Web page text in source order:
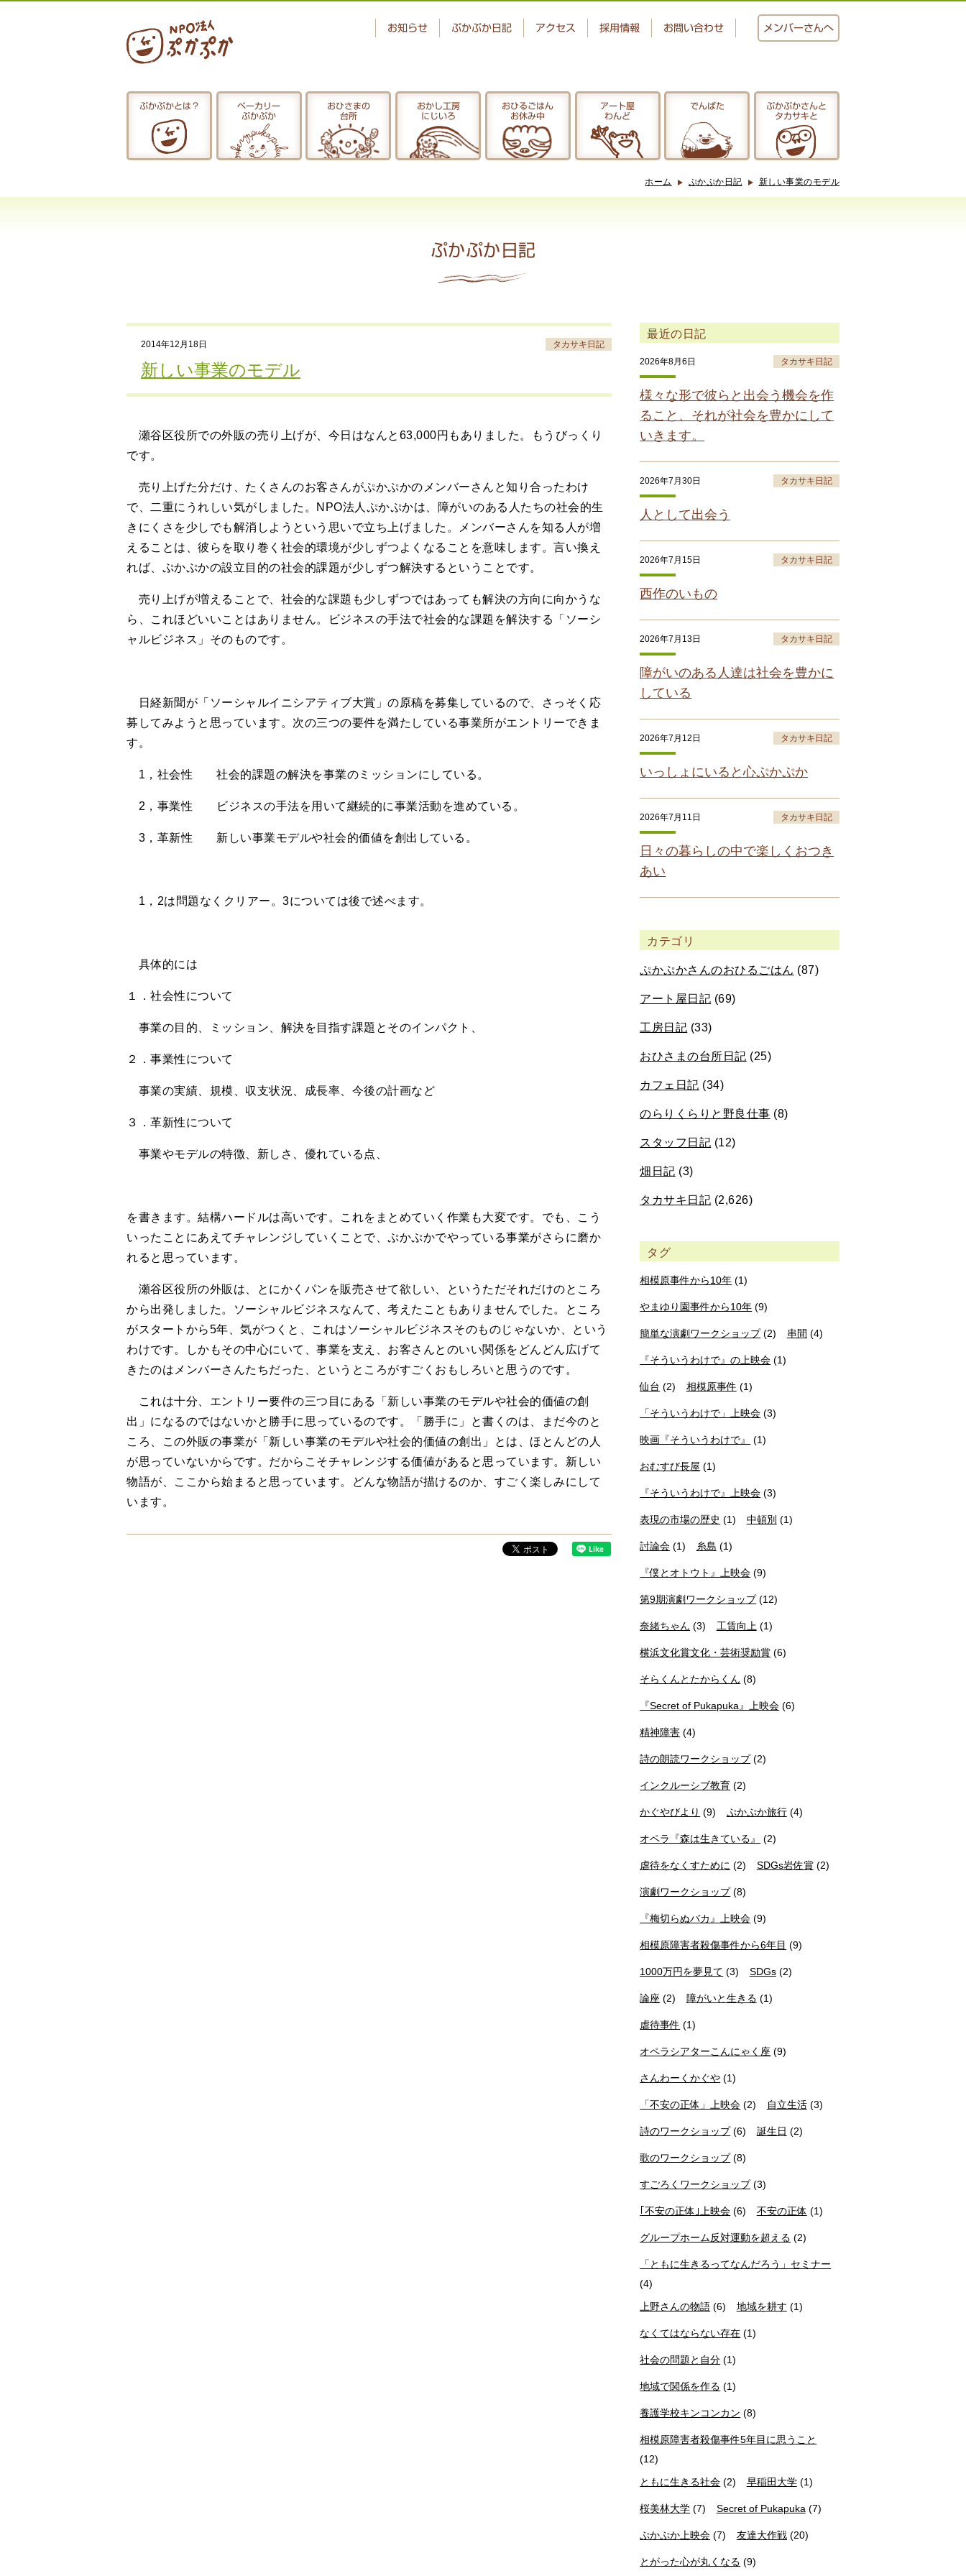
お知らせ ぷかぷか日記 アクセス 採用情報 お問い合わせ メンバーさんへ
ぷかぷかとは？
ぷかぷか
おかし工房
ぷかぷか日記
ぷかぷかとは？
ベーカリー
ぷかぷか
おひさまの
台所
おかし工房
にじいろ
おひるごはん
お休み中
アート屋
わんど
でんぱた
ぷかぷかさんと
タカサキと
ホーム ぷかぷか日記 新しい事業のモデル
ぷかぷか日記
2014年12月18日 タカサキ日記
新しい事業のモデル
瀬谷区役所での外販の売り上げが、今日はなんと63,000円もありました。もうびっくり
です。
売り上げた分だけ、たくさんのお客さんがぷかぷかのメンバーさんと知り合ったわけ
で、二重にうれしい気がしました。NPO法人ぷかぷかは、障がいのある人たちの社会的生
きにくさを少しでも解消しようという思いで立ち上げました。メンバーさんを知る人が増
えることは、彼らを取り巻く社会的環境が少しずつよくなることを意味します。言い換え
れば、ぷかぷかの設立目的の社会的課題が少しずつ解決するということです。
売り上げが増えることで、社会的な課題も少しずつではあっても解決の方向に向かうな
ら、これほどいいことはありません。ビジネスの手法で社会的な課題を解決する「ソーシ
ャルビジネス」そのものです。
日経新聞が「ソーシャルイニシアティブ大賞」の原稿を募集しているので、さっそく応
募してみようと思っています。次の三つの要件を満たしている事業所がエントリーできま
す。
1，社会性 社会的課題の解決を事業のミッションにしている。
2，事業性 ビジネスの手法を用いて継続的に事業活動を進めている。
3，革新性 新しい事業モデルや社会的価値を創出している。
1，2は問題なくクリアー。3については後で述べます。
具体的には
１．社会性について
事業の目的、ミッション、解決を目指す課題とそのインパクト、
２．事業性について
事業の実績、規模、収支状況、成長率、今後の計画など
３．革新性について
事業やモデルの特徴、新しさ、優れている点、
を書きます。結構ハードルは高いです。これをまとめていく作業も大変です。でも、こう
いったことにあえてチャレンジしていくことで、ぷかぷかでやっている事業がさらに磨か
れると思っています。
瀬谷区役所の外販は、とにかくパンを販売させて欲しい、というただそれだけのところ
から出発しました。ソーシャルビジネスなんて、考えたこともありませんでした。ところ
がスタートから5年、気がつくと、これはソーシャルビジネスそのものじゃないか、という
わけです。しかもその中心にいて、事業を支え、お客さんとのいい関係をどんどん広げて
きたのはメンバーさんたちだった、というところがすごくおもしろいと思うのです。
これは十分、エントリー要件の三つ目にある「新しい事業のモデルや社会的価値の創
出」になるのではないかと勝手に思っているのです。「勝手に」と書くのは、まだ今のと
ころ、この外販の事業が「新しい事業のモデルや社会的価値の創出」とは、ほとんどの人
が思っていないからです。だからこそチャレンジする価値があると思っています。新しい
物語が、ここから始まると思っています。どんな物語が描けるのか、すごく楽しみにして
います。
最近の日記
2026年8月6日 タカサキ日記
様々な形で彼らと出会う機会を作
ること、それが社会を豊かにして
いきます。
2026年7月30日 タカサキ日記
人として出会う
2026年7月15日 タカサキ日記
西作のいもの
2026年7月13日 タカサキ日記
障がいのある人達は社会を豊かに
している
2026年7月12日 タカサキ日記
いっしょにいると心ぷかぷか
2026年7月11日 タカサキ日記
日々の暮らしの中で楽しくおつき
あい
カテゴリ
ぷかぷかさんのおひるごはん (87)
アート屋日記 (69)
工房日記 (33)
おひさまの台所日記 (25)
カフェ日記 (34)
のらりくらりと野良仕事 (8)
スタッフ日記 (12)
畑日記 (3)
タカサキ日記 (2,626)
タグ
相模原事件から10年 (1)
やまゆり園事件から10年 (9)
簡単な演劇ワークショップ(2) 串間 (4)
『そういうわけで』の上映会 (1)
仙台 (2) 相模原事件 (1)
「そういうわけで」上映会 (3)
映画『そういうわけで』 (1)
おむすび長屋 (1)
『そういうわけで』上映会 (3)
表現の市場の歴史 (1) 中頓別 (1)
討論会 (1) 糸島 (1)
『僕とオトウト』上映会 (9)
第9期演劇ワークショップ(12)
奈緒ちゃん (3) 工賃向上(1)
横浜文化賞文化・芸術奨励賞 (6)
そらくんとたからくん (8)
『Secret of Pukapuka』上映会 (6)
精神障害 (4)
詩の朗読ワークショップ(2)
インクルーシブ教育 (2)
かぐやびより (9) ぷかぷか旅行(4)
オペラ『森は生きている』 (2)
虐待をなくすために (2) SDGs岩佐賞(2)
演劇ワークショップ(8)
『梅切らぬバカ』上映会 (9)
相模原障害者殺傷事件から6年目 (9)
1000万円を夢見て (3) SDGs(2)
論座 (2) 障がいと生きる (1)
虐待事件 (1)
オペラシアターこんにゃく座 (9)
さんわーくかぐや (1)
「不安の正体」上映会 (2) 自立生活(3)
詩のワークショップ(6) 誕生日 (2)
歌のワークショップ(8)
すごろくワークショップ(3)
｢不安の正体｣上映会 (6) 不安の正体 (1)
グループホーム反対運動を超える (2)
「ともに生きるってなんだろう」セミナー
(4)
上野さんの物語 (6) 地域を耕す (1)
なくてはならない存在 (1)
社会の問題と自分 (1)
地域で関係を作る (1)
養護学校キンコンカン (8)
相模原障害者殺傷事件5年目に思うこと
(12)
ともに生きる社会 (2) 早稲田大学(1)
桜美林大学 (7) Secret of Pukapuka(7)
ぷかぷか上映会 (7) 友達大作戦(20)
とがった心が丸くなる (9)